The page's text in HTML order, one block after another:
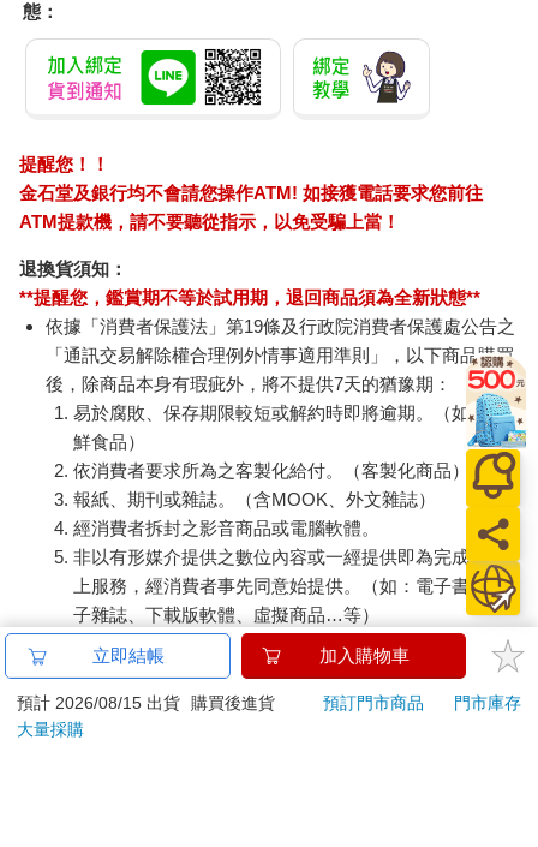
態：
提醒您！！
金石堂及銀行均不會請您操作ATM! 如接獲電話要求您前往
ATM提款機，請不要聽從指示，以免受騙上當！
退換貨須知：
**提醒您，鑑賞期不等於試用期，退回商品須為全新狀態**
依據「消費者保護法」第19條及行政院消費者保護處公告之
「通訊交易解除權合理例外情事適用準則」，以下商品購買
後，除商品本身有瑕疵外，將不提供7天的猶豫期：
易於腐敗、保存期限較短或解約時即將逾期。（如：生
鮮食品）
依消費者要求所為之客製化給付。（客製化商品）
報紙、期刊或雜誌。（含MOOK、外文雜誌）
經消費者拆封之影音商品或電腦軟體。
非以有形媒介提供之數位內容或一經提供即為完成之線
上服務，經消費者事先同意始提供。（如：電子書、電
子雜誌、下載版軟體、虛擬商品…等）
已拆封之個人衛生用品。（如：內衣褲、刮鬍刀、除毛
刀…等）
若非上列種類商品，均享有到貨7天的猶豫期（含例假
日）。
立即結帳 加入購物車
預計 2026/08/15 出貨 購買後進貨 預訂門市商品
門市庫存
大量採購